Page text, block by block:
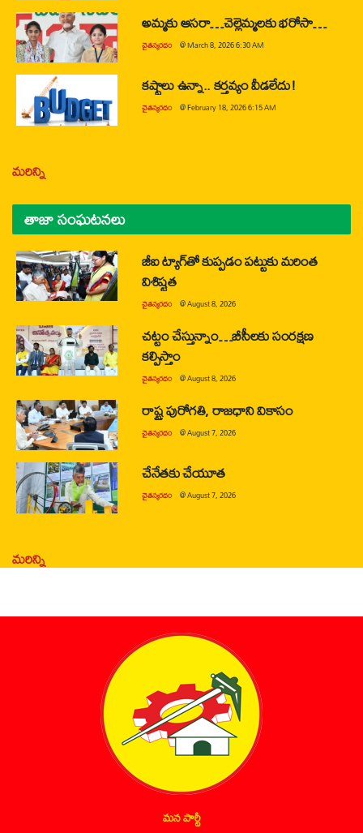
అమ్మకు ఆసరా…చెల్లెమ్మలకు భరోసా…
చైతన్యరధం @March 8, 2026 6:30 AM
కష్టాలు ఉన్నా.. కర్తవ్యం వీడలేదు!
చైతన్యరధం @February 18, 2026 6:15 AM
మరిన్ని
తాజా సంఘటనలు
జీఐ ట్యాగ్‌తో కుప్పడం పట్టుకు మరింత
విశిష్టత
చైతన్యరధం @August 8, 2026
చట్టం చేస్తున్నాం…బీసీలకు సంరక్షణ
కల్పిస్తాం
చైతన్యరధం @August 8, 2026
రాష్ట్ర పురోగతి, రాజధాని వికాసం
చైతన్యరధం @August 7, 2026
చేనేతకు చేయూత
చైతన్యరధం @August 7, 2026
మరిన్ని
మన పార్టీ